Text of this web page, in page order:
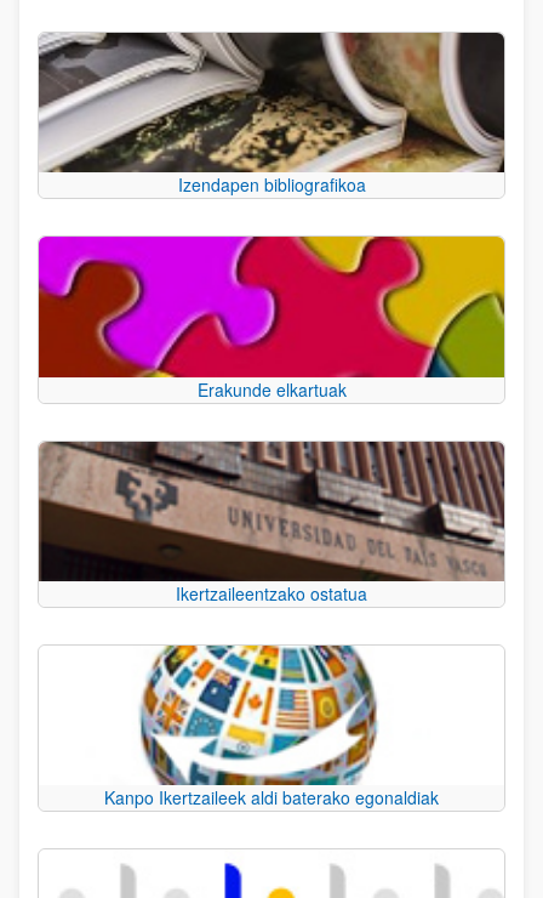
Izendapen bibliografikoa
Erakunde elkartuak
Ikertzaileentzako ostatua
Kanpo Ikertzaileek aldi baterako egonaldiak